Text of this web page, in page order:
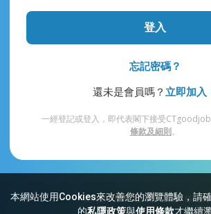
本網站使用Cookies來改善您的瀏覽體驗，請
的私隱政策與使用條款才繼續
登入
忘記密碼？
還未是會員嗎？ 立即加入
一經登記或登入，即代表閣下接受
條款及細則。
網站索引 常見問題 私隱 條款